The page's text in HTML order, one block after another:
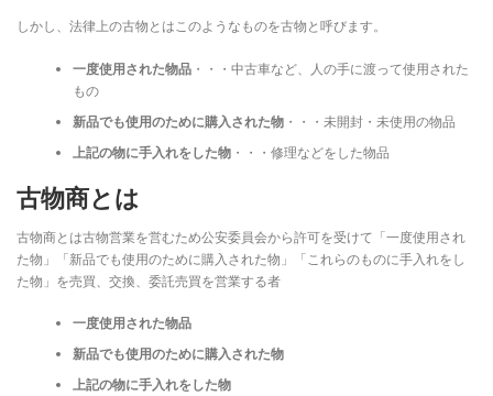
しかし、法律上の古物とはこのようなものを古物と呼びます。
一度使用された物品・・・中古車など、人の手に渡って使用された
もの
新品でも使用のために購入された物・・・未開封・未使用の物品
上記の物に手入れをした物・・・修理などをした物品
古物商とは
古物商とは古物営業を営むため公安委員会から許可を受けて「一度使用され
た物」「新品でも使用のために購入された物」「これらのものに手入れをし
た物」を売買、交換、委託売買を営業する者
一度使用された物品
新品でも使用のために購入された物
上記の物に手入れをした物